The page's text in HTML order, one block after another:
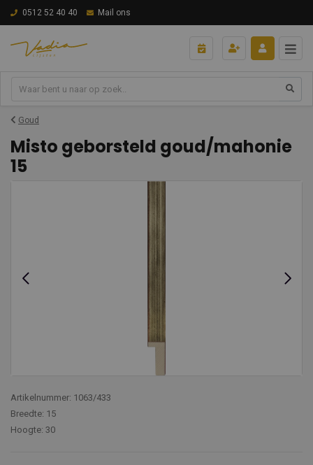
0512 52 40 40 Mail ons
Goud
Misto geborsteld goud/mahonie
15
Artikelnummer: 1063/433
Breedte: 15
Hoogte: 30